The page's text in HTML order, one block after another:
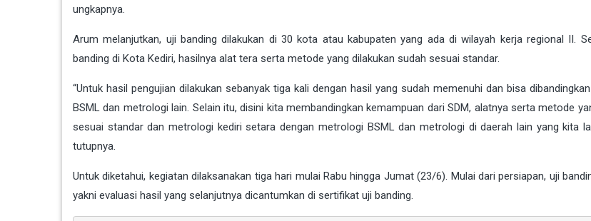
ungkapnya.
Arum melanjutkan, uji banding dilakukan di 30 kota atau kabupaten yang ada di wilayah kerja regional II.
banding di Kota Kediri, hasilnya alat tera serta metode yang dilakukan sudah sesuai standar.
“Untuk hasil pengujian dilakukan sebanyak tiga kali dengan hasil yang sudah memenuhi dan bisa
BSML dan metrologi lain. Selain itu, disini kita membandingkan kemampuan dari SDM, alatnya serta metode
sesuai standar dan metrologi kediri setara dengan metrologi BSML dan metrologi di daerah lain yang kita
tutupnya.
Untuk diketahui, kegiatan dilaksanakan tiga hari mulai Rabu hingga Jumat (23/6). Mulai dari persiapan, uji
yakni evaluasi hasil yang selanjutnya dicantumkan di sertifikat uji banding.